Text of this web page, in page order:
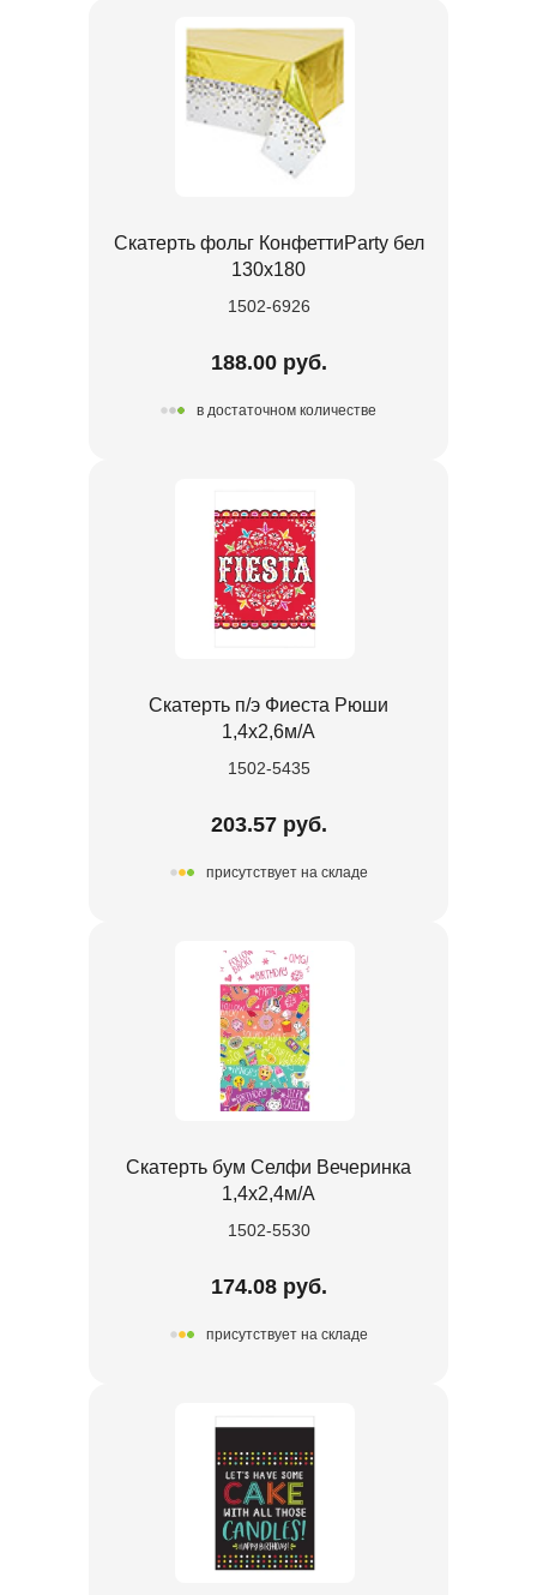
Скатерть фольг КонфеттиParty бел
130х180
1502-6926
188.00 руб.
в достаточном количестве
Скатерть п/э Фиеста Рюши
1,4х2,6м/А
1502-5435
203.57 руб.
присутствует на складе
Скатерть бум Селфи Вечеринка
1,4х2,4м/А
1502-5530
174.08 руб.
присутствует на складе